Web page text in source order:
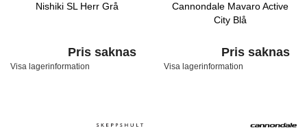
Nishiki SL Herr Grå
Pris saknas
Visa lagerinformation
Cannondale Mavaro Active
City Blå
Pris saknas
Visa lagerinformation